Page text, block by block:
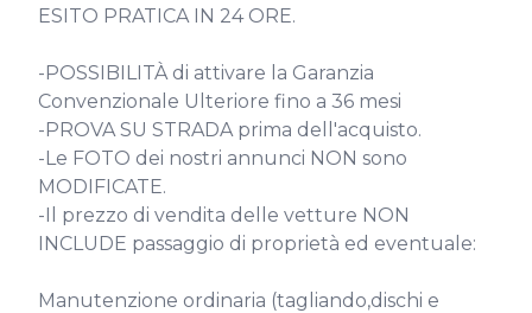
ESITO PRATICA IN 24 ORE.
-POSSIBILITÀ di attivare la Garanzia
Convenzionale Ulteriore fino a 36 mesi
-PROVA SU STRADA prima dell'acquisto.
-Le FOTO dei nostri annunci NON sono
MODIFICATE.
-Il prezzo di vendita delle vetture NON
INCLUDE passaggio di proprietà ed eventuale:
Manutenzione ordinaria (tagliando,dischi e